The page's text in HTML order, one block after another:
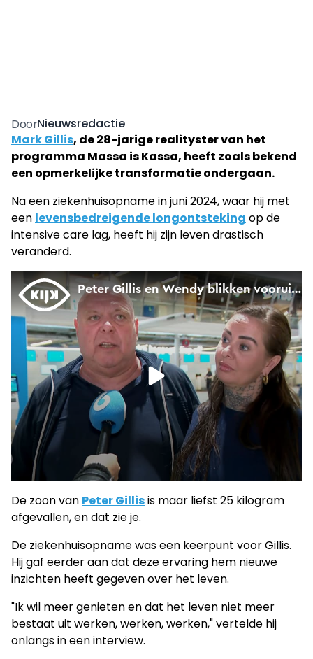
DoorNieuwsredactie
Mark Gillis, de 28-jarige realityster van het
programma Massa is Kassa, heeft zoals bekend
een opmerkelijke transformatie ondergaan.
Na een ziekenhuisopname in juni 2024, waar hij met
een levensbedreigende longontsteking op de
intensive care lag, heeft hij zijn leven drastisch
veranderd.
De zoon van Peter Gillisis maar liefst 25 kilogram
afgevallen, en dat zie je.
De ziekenhuisopname was een keerpunt voor Gillis.
Hij gaf eerder aan dat deze ervaring hem nieuwe
inzichten heeft gegeven over het leven.
"Ik wil meer genieten en dat het leven niet meer
bestaat uit werken, werken, werken," vertelde hij
onlangs in een interview.